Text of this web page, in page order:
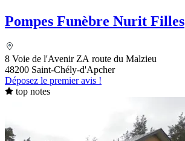
Pompes Funèbre Nurit Filles
8 Voie de l'Avenir ZA route du Malzieu
48200 Saint-Chély-d'Apcher
Déposez le premier avis !
top notes